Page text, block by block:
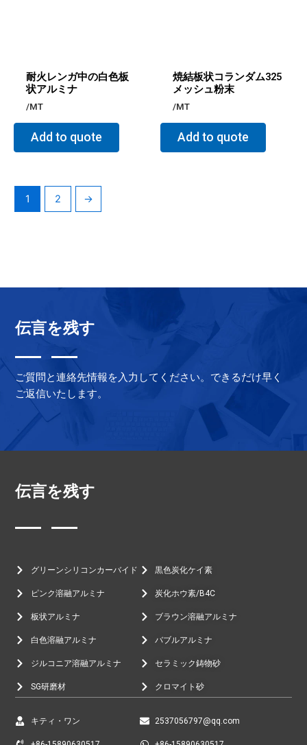
耐火レンガ中の白色板
状アルミナ
/MT
Add to quote
焼結板状コランダム325
メッシュ粉末
/MT
Add to quote
1 2 →
伝言を残す
ご質問と連絡先情報を入力してください。できるだけ早く
ご返信いたします。
伝言を残す
グリーンシリコンカーバイド
ピンク溶融アルミナ
板状アルミナ
白色溶融アルミナ
ジルコニア溶融アルミナ
SG研磨材
黒色炭化ケイ素
炭化ホウ素/B4C
ブラウン溶融アルミナ
バブルアルミナ
セラミック鋳物砂
クロマイト砂
キティ・ワン 2537056797@qq.com